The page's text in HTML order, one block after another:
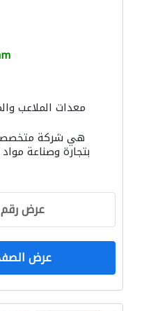
معدات الملاعب
الاكسسوارات
بتجارة وصناعة
عرض
عرض